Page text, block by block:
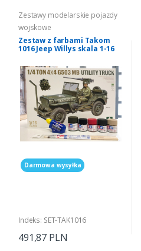
Zestawy modelarskie pojazdy
wojskowe
Zestaw z farbami Takom
1016 Jeep Willys skala 1-16
Darmowa wysyłka
Indeks: SET-TAK1016
491,87 PLN